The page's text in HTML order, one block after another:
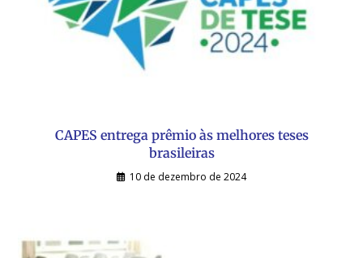
CAPES entrega prêmio às melhores teses
brasileiras
10 de dezembro de 2024